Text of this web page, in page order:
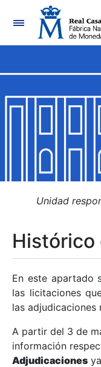
Mostrar/Ocultar
Mostrar/Ocultar
Mostrar/Ocultar
Mostrar/Ocultar
Mostrar/Ocultar
Mostrar/Ocultar
Unidad
Histórico
En este apartado
las licitaciones
las adjudicaciones
A partir del 3 de
información
Adjudicaciones